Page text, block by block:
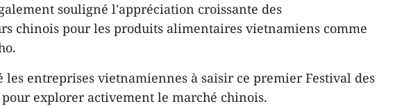
souligné l'appréciation croissante des
chinois pour les produits alimentaires vietnamiens comme
les entreprises vietnamiennes à saisir ce premier Festival des
explorer activement le marché chinois.